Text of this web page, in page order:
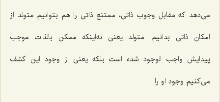
مى‌دهد که مقابل وجوب ذاتى، ممتنع ذاتى را هم بتوانیم متولد از
امکان ذاتى بدانیم. متولد یعنى نه‌اینکه ممکن بالذات موجب‌
پیدایش واجب الوجود شده است بلکه یعنى از وجود این کشف
مى‌کنیم وجود او را.